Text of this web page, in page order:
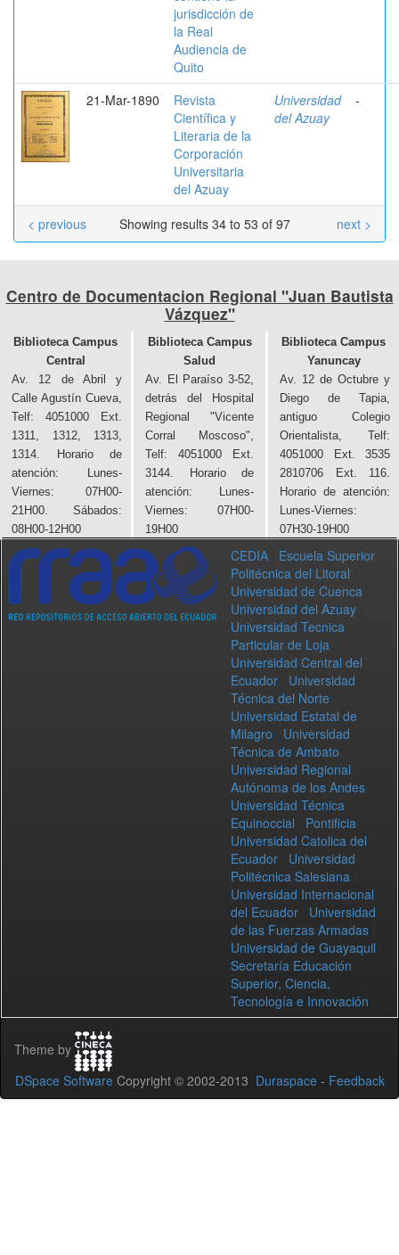
jurisdicción de
la Real
Audiencia de
Quito
21-Mar-1890
Revista
Científica y
Literaria de la
Corporación
Universitaria
del Azuay
Universidad
del Azuay
-
Showing results 34 to 53 of 97
< previous next >
Centro de Documentacion Regional "Juan Bautista
Vázquez"
Biblioteca Campus
Central
Biblioteca Campus
Salud
Biblioteca Campus
Yanuncay
Av. 12 de Abril y
Calle Agustín Cueva,
Telf: 4051000 Ext.
1311, 1312, 1313,
1314. Horario de
atención: Lunes-
Viernes: 07H00-
21H00. Sábados:
08H00-12H00
Av. El Paraíso 3-52,
detrás del Hospital
Regional "Vicente
Corral Moscoso",
Telf: 4051000 Ext.
3144. Horario de
atención: Lunes-
Viernes: 07H00-
19H00
Av. 12 de Octubre y
Diego de Tapia,
antiguo Colegio
Orientalista, Telf:
4051000 Ext. 3535
2810706 Ext. 116.
Horario de atención:
Lunes-Viernes:
07H30-19H00
CEDIA
Escuela Superior
Politécnica del Litoral
Universidad de Cuenca
Universidad del Azuay
Universidad Tecnica
Particular de Loja
Universidad Central del
Ecuador
Universidad
Técnica del Norte
Universidad Estatal de
Milagro
Universidad
Técnica de Ambato
Universidad Regional
Autónoma de los Andes
Universidad Técnica
Equinoccial
Pontificia
Universidad Catolica del
Ecuador
Universidad
Politécnica Salesiana
Universidad Internacional
del Ecuador
Universidad
de las Fuerzas Armadas
Universidad de Guayaquil
Secretaría Educación
Superior, Ciencia,
Tecnología e Innovación
Theme by
DSpace Software Copyright © 2002-2013 Duraspace - Feedback